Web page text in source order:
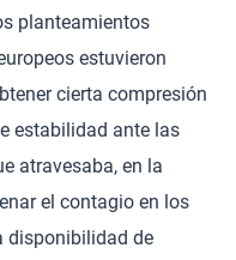
planteamientos
estuvieron
cierta compresión
estabilidad ante las
atravesaba, en la
el contagio en los
disponibilidad de